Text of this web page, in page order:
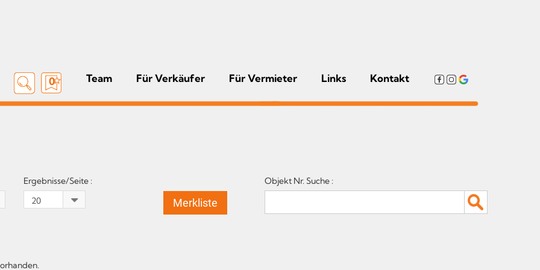
0 Team Für Verkäufer Für Vermieter Links Kontakt
Ergebnisse/Seite :
Merkliste
Objekt Nr. Suche :